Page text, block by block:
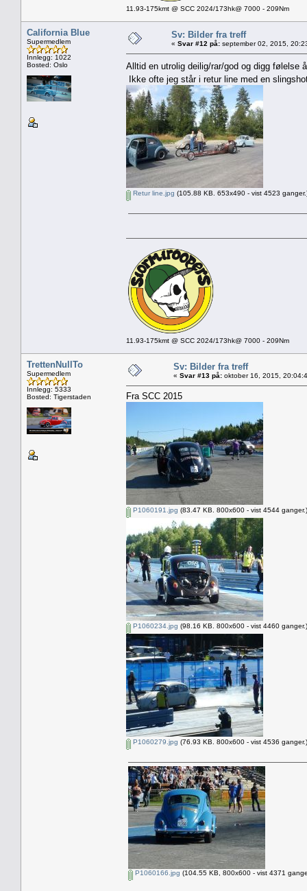
11.93-175kmt @ SCC 2024/173hk@ 7000 - 209Nm
California Blue
Supermedlem
Innlegg: 1022
Bosted: Oslo
Sv: Bilder fra treff
« Svar #12 på: september 02, 2015,
Alltid en utrolig deilig/rar/god og digg følelse
Ikke ofte jeg står i retur line med en
Retur line.jpg (105.88 KB. 653x490 - vist 4523
11.93-175kmt @ SCC 2024/173hk@ 7000 - 209Nm
TrettenNullTo
Supermedlem
Innlegg: 5333
Bosted: Tigerstaden
Sv: Bilder fra treff
« Svar #13 på: oktober 16, 2015,
Fra SCC 2015
P1060191.jpg (83.47 KB. 800x600 - vist 4544 ganger.)
P1060234.jpg (98.16 KB. 800x600 - vist 4460 ganger.)
P1060279.jpg (76.93 KB. 800x600 - vist 4536 ganger.)
P1060166.jpg (104.55 KB, 800x600 - vist 4371